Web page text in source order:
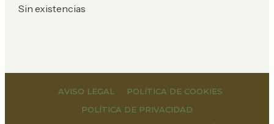
Sin existencias
AVISO LEGAL
POLÍTICA DE COOKIES
POLÍTICA DE PRIVACIDAD